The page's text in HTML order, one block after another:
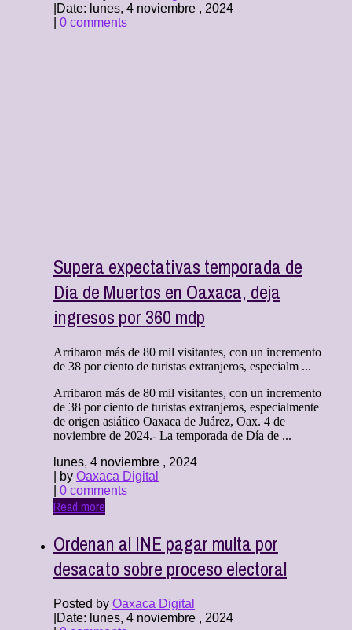
Date: lunes, 4 noviembre , 2024
0 comments
Supera expectativas temporada de
Día de Muertos en Oaxaca, deja
ingresos por 360 mdp
Arribaron más de 80 mil visitantes, con un incremento
de 38 por ciento de turistas extranjeros, especialm ...
Arribaron más de 80 mil visitantes, con un incremento
de 38 por ciento de turistas extranjeros, especialmente
de origen asiático Oaxaca de Juárez, Oax. 4 de
noviembre de 2024.- La temporada de Día de ...
lunes, 4 noviembre , 2024
| by Oaxaca Digital
0 comments
Read more
Ordenan al INE pagar multa por
desacato sobre proceso electoral
Posted by Oaxaca Digital
Date: lunes, 4 noviembre , 2024